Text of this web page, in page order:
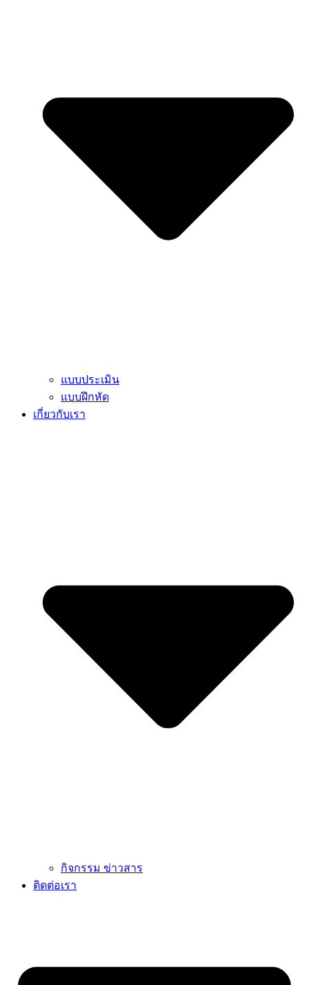
แบบประเมิน
แบบฝึกหัด
เกี่ยวกับเรา
กิจกรรม ข่าวสาร
ติดต่อเรา